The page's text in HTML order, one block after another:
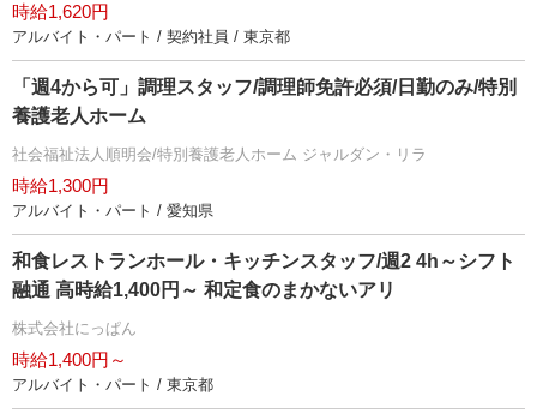
時給1,620円
アルバイト・パート / 契約社員 / 東京都
「週4から可」調理スタッフ/調理師免許必須/日勤のみ/特別
養護老人ホーム
社会福祉法人順明会/特別養護老人ホーム ジャルダン・リラ
時給1,300円
アルバイト・パート / 愛知県
和食レストランホール・キッチンスタッフ/週2 4h～シフト
融通 高時給1,400円～ 和定食のまかないアリ
株式会社にっぱん
時給1,400円～
アルバイト・パート / 東京都